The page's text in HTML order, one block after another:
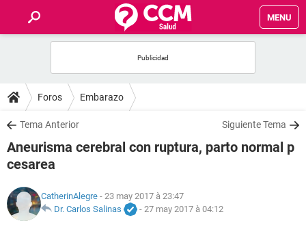
MENU
FORUMS
SALUD
NUTRICIÓN
Foros Embarazo
Tema Anterior Siguiente Tema
Aneurisma cerebral con ruptura, parto normal p
cesarea
CatherinAlegre - 23 may 2017 à 23:47
Dr. Carlos Salinas
- 27 may 2017 à 04:12